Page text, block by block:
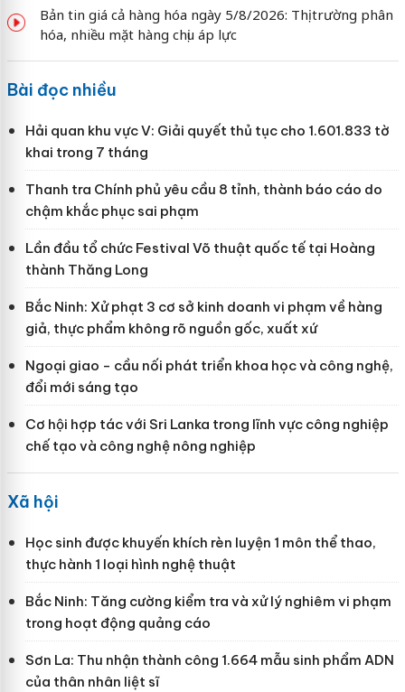
Bản tin giá cả hàng hóa ngày 5/8/2026: Thị trường phân
hóa, nhiều mặt hàng chịu áp lực
Bài đọc nhiều
Hải quan khu vực V: Giải quyết thủ tục cho 1.601.833 tờ
khai trong 7 tháng
Thanh tra Chính phủ yêu cầu 8 tỉnh, thành báo cáo do
chậm khắc phục sai phạm
Lần đầu tổ chức Festival Võ thuật quốc tế tại Hoàng
thành Thăng Long
Bắc Ninh: Xử phạt 3 cơ sở kinh doanh vi phạm về hàng
giả, thực phẩm không rõ nguồn gốc, xuất xứ
Ngoại giao - cầu nối phát triển khoa học và công nghệ,
đổi mới sáng tạo
Cơ hội hợp tác với Sri Lanka trong lĩnh vực công nghiệp
chế tạo và công nghệ nông nghiệp
Xã hội
Học sinh được khuyến khích rèn luyện 1 môn thể thao,
thực hành 1 loại hình nghệ thuật
Bắc Ninh: Tăng cường kiểm tra và xử lý nghiêm vi phạm
trong hoạt động quảng cáo
Sơn La: Thu nhận thành công 1.664 mẫu sinh phẩm ADN
của thân nhân liệt sĩ